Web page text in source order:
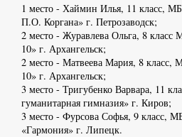
1 место - Хаймин Илья, 11 класс,
П.О. Коргана» г. Петрозаводск;
2 место - Журавлева Ольга, 8
10» г. Архангельск;
2 место - Матвеева Мария, 8
10» г. Архангельск;
3 место - Тригубенко Варвара, 11
гуманитарная гимназия» г. Киров;
3 место - Фурсова Софья, 9 класс,
«Гармония» г. Липецк.